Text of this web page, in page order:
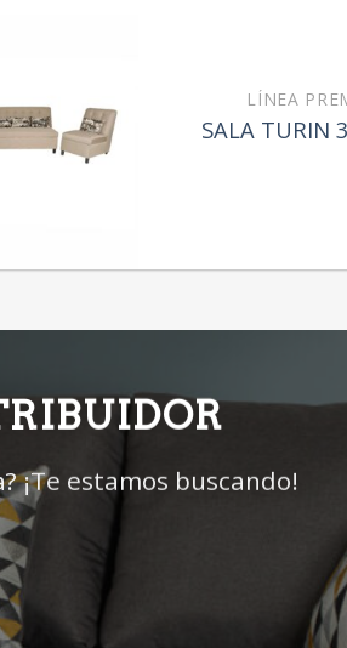
LÍNEA
SALA TURIN
estamos buscando!